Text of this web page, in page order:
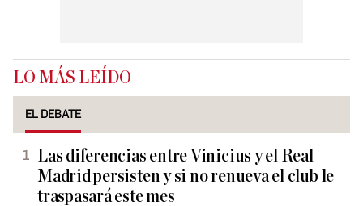
LO MÁS LEÍDO
EL DEBATE
Las diferencias entre Vinicius y el Real
Madrid persisten y si no renueva el club le
traspasará este mes